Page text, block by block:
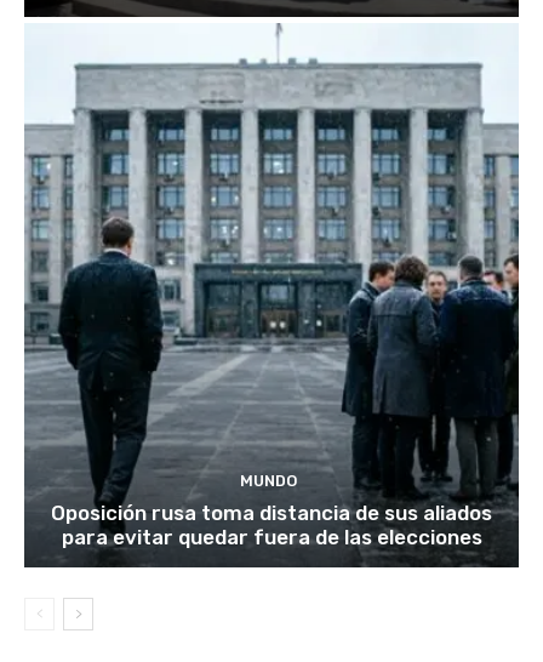
MUNDO
Oposición rusa toma distancia de sus aliados
para evitar quedar fuera de las elecciones